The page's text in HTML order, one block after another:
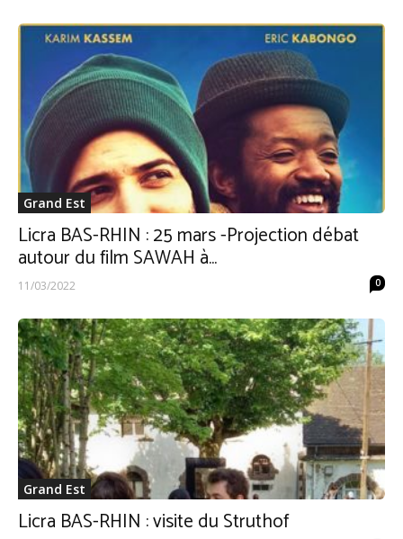
Grand Est
Licra BAS-RHIN : 25 mars -Projection débat
autour du film SAWAH à...
11/03/2022 0
Grand Est
Licra BAS-RHIN : visite du Struthof